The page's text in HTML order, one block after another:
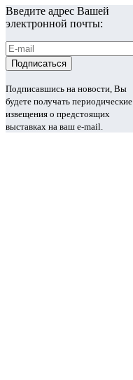
Введите адрес Вашей
электронной почты:
Подписавшись на новости, Вы
будете получать периодические
извещения о предстоящих
выставках на ваш e-mail.